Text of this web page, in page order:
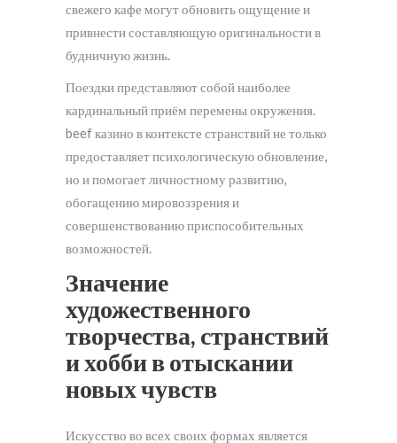
свежего кафе могут обновить ощущение и
привнести составляющую оригинальности в
будничную жизнь.
Поездки представляют собой наиболее
кардинальный приём перемены окружения.
beef казино в контексте странствий не только
предоставляет психологическую обновление,
но и помогает личностному развитию,
обогащению мировоззрения и
совершенствованию приспособительных
возможностей.
Значение
художественного
творчества, странствий
и хобби в отыскании
новых чувств
Искусство во всех своих формах является